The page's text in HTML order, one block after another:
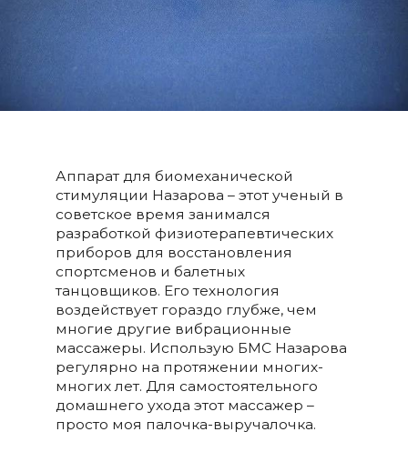
Аппарат для биомеханической
стимуляции Назарова – этот ученый в
советское время занимался
разработкой физиотерапевтических
приборов для восстановления
спортсменов и балетных
танцовщиков. Его технология
воздействует гораздо глубже, чем
многие другие вибрационные
массажеры. Использую БМС Назарова
регулярно на протяжении многих-
многих лет. Для самостоятельного
домашнего ухода этот массажер –
просто моя палочка-выручалочка.